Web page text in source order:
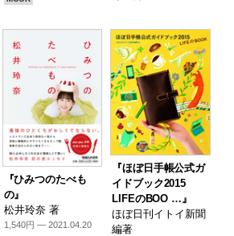
『ひみつのたべも
の』
松井玲奈 著
1,540円 — 2021.04.20
『ほぼ日手帳公式ガ
イドブック2015
LIFEのBOO …』
ほぼ日刊イトイ新聞
編著